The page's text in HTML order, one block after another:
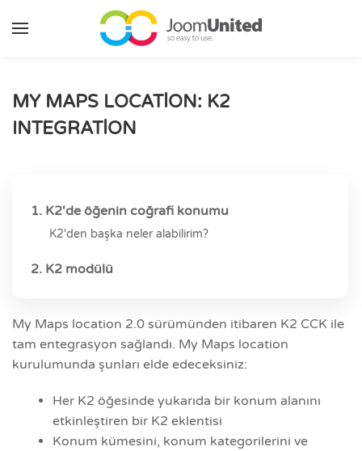
Ana içeriğe geç
MY MAPS LOCATION: K2
INTEGRATION
1. K2'de öğenin coğrafi konumu
K2'den başka neler alabilirim?
2. K2 modülü
My Maps location 2.0 sürümünden itibaren K2 CCK ile
tam entegrasyon sağlandı. My Maps location
kurulumunda şunları elde edeceksiniz:
Her K2 öğesinde yukarıda bir konum alanını
etkinleştiren bir K2 eklentisi
Konum kümesini, konum kategorilerini ve